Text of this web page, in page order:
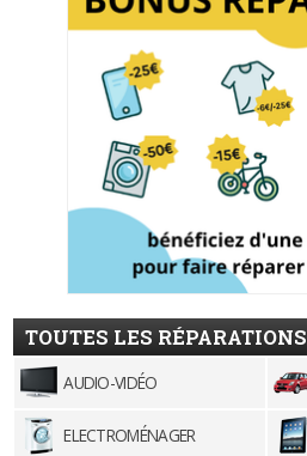
TOUTES LES RÉPARATIONS
AUDIO-VIDÉO
ELECTROMÉNAGER